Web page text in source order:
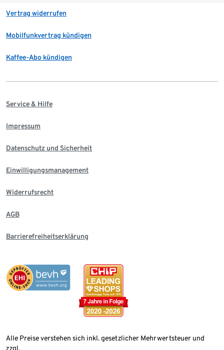
Vertrag widerrufen
Mobilfunkvertrag kündigen
Kaffee-Abo kündigen
Service & Hilfe
Impressum
Datenschutz und Sicherheit
Einwilligungsmanagement
Widerrufsrecht
AGB
Barrierefreiheitserklärung
Alle Preise verstehen sich inkl. gesetzlicher Mehrwertsteuer und
zzgl.